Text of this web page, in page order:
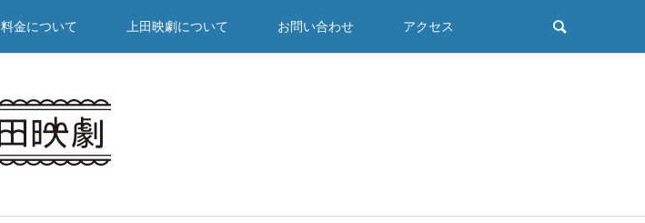
料金について 上田映劇について お問い合わせ アクセス